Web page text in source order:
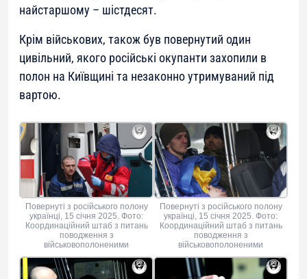
найстаршому – шістдесят.
Крім військових, також був повернутий один
цивільний, якого російські окупанти захопили в
полон на Київщині та незаконно утримуваний під
вартою.
Повернуті з російського полону
українці, 15 січня 2025. Фото:
Координаційний штаб з питань
поводження з
військовополоненими
Повернуті з російського полону
українці, 15 січня 2025. Фото:
Координаційний штаб з питань
поводження з
військовополоненими